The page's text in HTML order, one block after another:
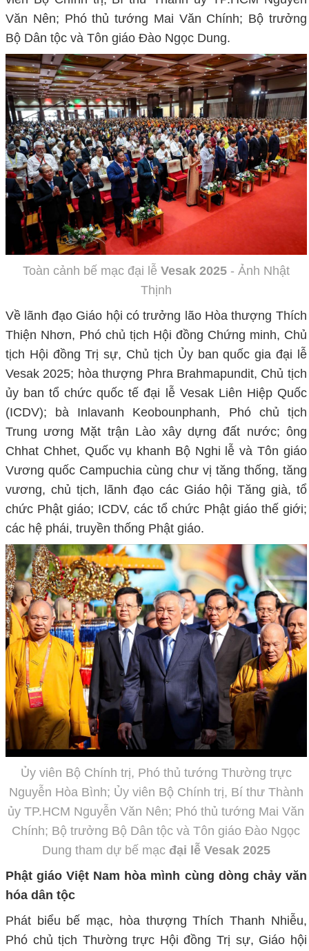
Văn Nên; Phó thủ tướng Mai Văn Chính; Bộ trưởng
Bộ Dân tộc và Tôn giáo Đào Ngọc Dung.
Toàn cảnh bế mạc đại lễ Vesak 2025- Ảnh Nhật
Thịnh
Về lãnh đạo Giáo hội có trưởng lão Hòa thượng Thích
Thiện Nhơn, Phó chủ tịch Hội đồng Chứng minh, Chủ
tịch Hội đồng Trị sự, Chủ tịch Ủy ban quốc gia đại lễ
Vesak 2025; hòa thượng Phra Brahmapundit, Chủ tịch
ủy ban tổ chức quốc tế đại lễ Vesak Liên Hiệp Quốc
(ICDV); bà Inlavanh Keobounphanh, Phó chủ tịch
Trung ương Mặt trận Lào xây dựng đất nước; ông
Chhat Chhet, Quốc vụ khanh Bộ Nghi lễ và Tôn giáo
Vương quốc Campuchia cùng chư vị tăng thống, tăng
vương, chủ tịch, lãnh đạo các Giáo hội Tăng già, tổ
chức Phật giáo; ICDV, các tổ chức Phật giáo thế giới;
các hệ phái, truyền thống Phật giáo.
Ủy viên Bộ Chính trị, Phó thủ tướng Thường trực
Nguyễn Hòa Bình; Ủy viên Bộ Chính trị, Bí thư Thành
ủy TP.HCM Nguyễn Văn Nên; Phó thủ tướng Mai Văn
Chính; Bộ trưởng Bộ Dân tộc và Tôn giáo Đào Ngọc
Dung tham dự bế mạc đại lễ Vesak 2025
Phật giáo Việt Nam hòa mình cùng dòng chảy văn
hóa dân tộc
Phát biểu bế mạc, hòa thượng Thích Thanh Nhiễu,
Phó chủ tịch Thường trực Hội đồng Trị sự, Giáo hội